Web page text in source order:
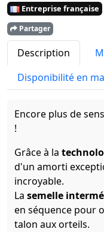
Entreprise française
Partager
Description
Disponibilité en
Encore plus de
!
Grâce à la
d'un amorti
incroyable.
La semelle
en séquence pour
talon aux orteils.